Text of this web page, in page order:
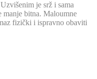
je srž i sama
manje bitna. Maloumne
fizički i ispravno obaviti